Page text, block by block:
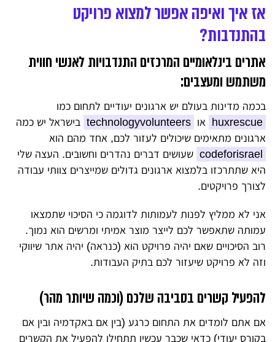
אז איך ואיפה אפשר למצוא פרויקט
בהתנדבות?
אתרים בינלאומיים המרכזים התנדבויות לאנשי חווית
משתמש ומעצבים:
בכמה מדינות בעולם יש ארגונים יעודיים לתחום כמו
huxrescue או technologyvolunteers בישראל יש כמה
ארגונים מתאימים שיכולים לעזור לכם, אחד מהם הוא
codeforisrael שעושים דברים נהדרים וחשובים. העצה שלי
היא שתתרכזו בלמצוא ארגונים גדולים שמייצרים צוותי עבודה
לצורך פרויקטים.
אני לא ממליץ לפנות לעמותות לדוגמה כי הסיכוי שתמצאו
עמותה שתאפשר לכם לייצר מוצר אמיתי ומרשים הוא נמוך.
רוב הסיכויים שאם יהיה פרויקט הוא (כנראה) יהיה אתר שיווקי
וזה לא פרויקט שיעזור לכם בתיק העבודות.
להפעיל קשרים בסביבה שלכם (וכמה שיותר מהר)
אם אתם לומדים את התחום כרגע (בין אם באקדמיה ובין אם
בקורס יעודי) כדאי שכבר עכשיו תתחילו להפעיל את הקשרים